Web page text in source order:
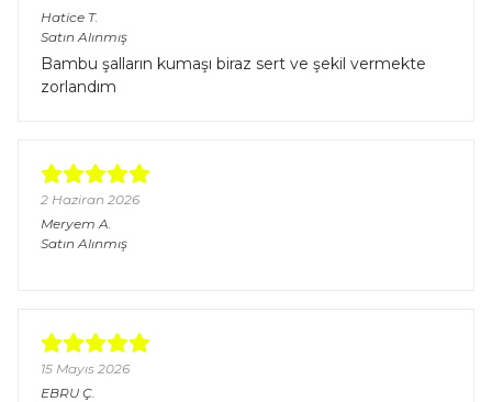
Hatice T.
Satın Alınmış
Bambu şalların kumaşı biraz sert ve şekil vermekte
zorlandım
2 Haziran 2026
Meryem A.
Satın Alınmış
15 Mayıs 2026
EBRU Ç.